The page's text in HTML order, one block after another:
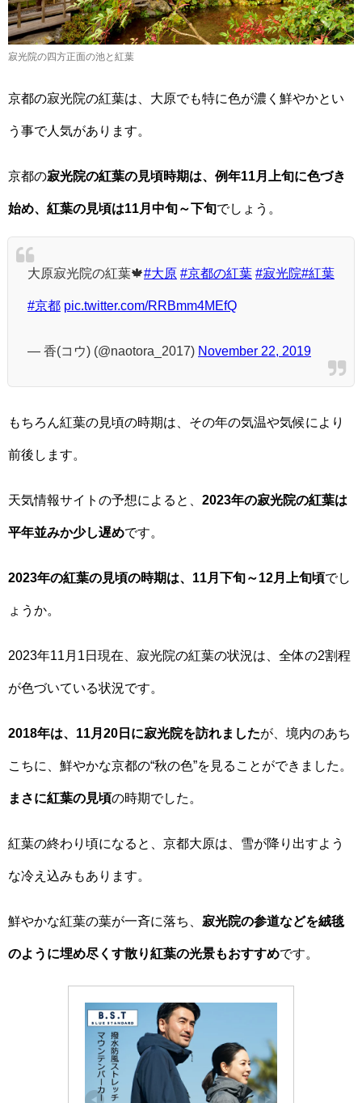
寂光院の四方正面の池と紅葉
京都の寂光院の紅葉は、大原でも特に色が濃く鮮やかとい
う事で人気があります。
京都の寂光院の紅葉の見頃時期は、例年11月上旬に色づき
始め、紅葉の見頃は11月中旬～下旬でしょう。
大原寂光院の紅葉🍁#大原 #京都の紅葉 #寂光院#紅葉
#京都 pic.twitter.com/RRBmm4MEfQ
— 香(コウ) (@naotora_2017) November 22, 2019
もちろん紅葉の見頃の時期は、その年の気温や気候により
前後します。
天気情報サイトの予想によると、 2023年の寂光院の紅葉は
平年並みか少し遅めです。
2023年の紅葉の見頃の時期は、11月下旬～12月上旬頃でし
ょうか。
2023年11月1日現在、寂光院の紅葉の状況は、全体の2割程
が色づいている状況です。
2018年は、11月20日に寂光院を訪れましたが、境内のあち
こちに、鮮やかな京都の“秋の色”を見ることができました。
まさに紅葉の見頃の時期でした。
紅葉の終わり頃になると、京都大原は、雪が降り出すよう
な冷え込みもあります。
鮮やかな紅葉の葉が一斉に落ち、 寂光院の参道などを絨毯
のように埋め尽くす散り紅葉の光景もおすすめです。